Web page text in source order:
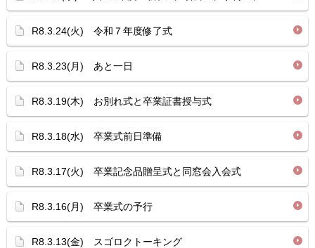
R8.3.24(火) 令和７年度修了式
R8.3.23(月) あと一日
R8.3.19(木) お別れ式と卒業証書授与式
R8.3.18(水) 卒業式前日準備
R8.3.17(火) 卒業記念品贈呈式と同窓会入会式
R8.3.16(月) 卒業式の予行
R8.3.13(金) スゴロクトーキング